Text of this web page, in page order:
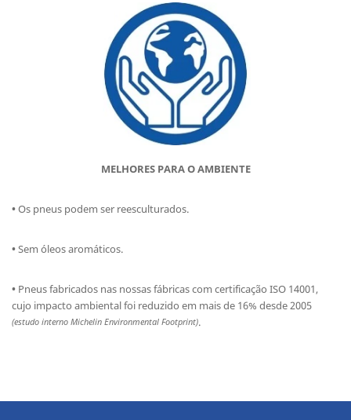
MELHORES PARA O AMBIENTE
•Os pneus podem ser reesculturados.
•Sem óleos aromáticos.
• Pneus fabricados nas nossas fábricas com certificação ISO 14001,
cujo impacto ambiental foi reduzido em mais de 16% desde 2005
(estudo interno Michelin Environmental Footprint).